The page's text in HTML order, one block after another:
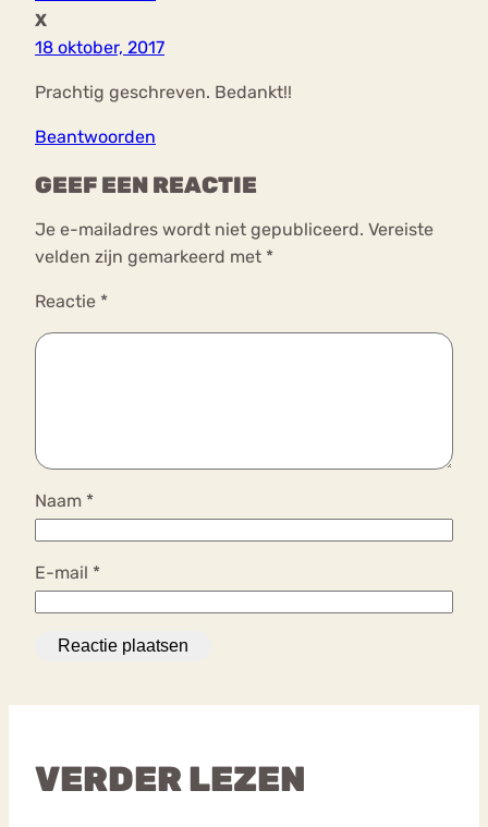
X
18 oktober, 2017
Prachtig geschreven. Bedankt!!
Beantwoorden
GEEF EEN REACTIE
Je e-mailadres wordt niet gepubliceerd. Vereiste
velden zijn gemarkeerd met *
Reactie *
Naam *
E-mail *
VERDER LEZEN